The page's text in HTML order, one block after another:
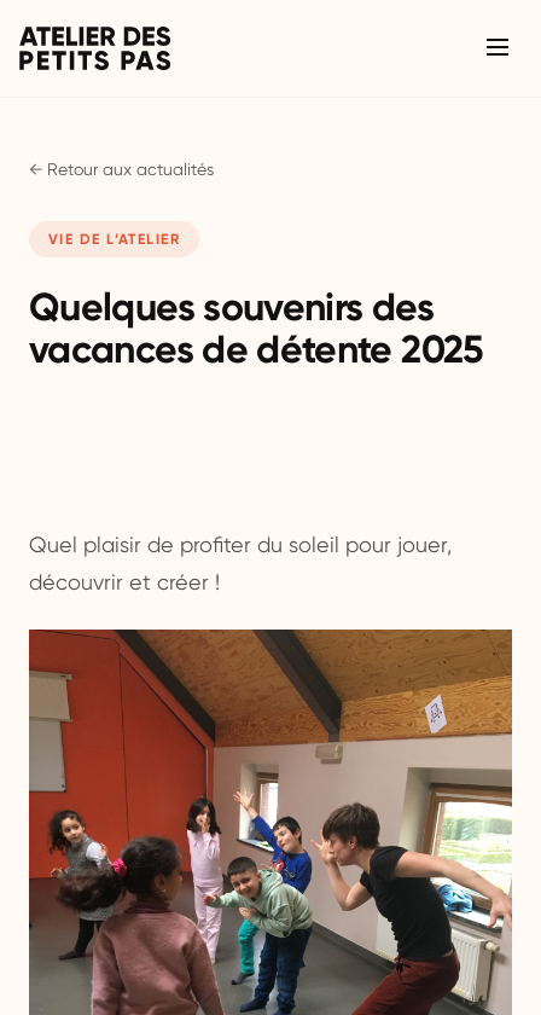
← Retour aux actualités
VIE DE L’ATELIER
Quelques souvenirs des
vacances de détente 2025
Quel plaisir de profiter du soleil pour jouer,
découvrir et créer !